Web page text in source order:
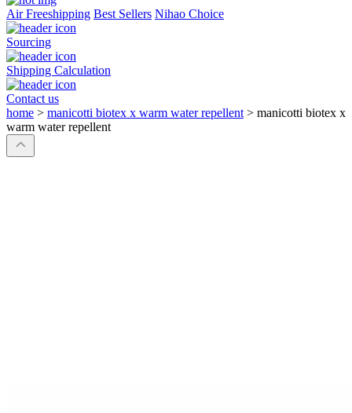
Air Freeshipping Best Sellers Nihao Choice
Sourcing
Shipping Calculation
Contact us
home > manicotti biotex x warm water repellent > manicotti biotex x
warm water repellent